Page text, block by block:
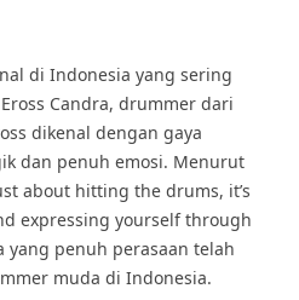
di Indonesia yang sering
Candra, drummer dari
dikenal dengan gaya
dan penuh emosi. Menurut
about hitting the drums, it’s
expressing yourself through
yang penuh perasaan telah
muda di Indonesia.